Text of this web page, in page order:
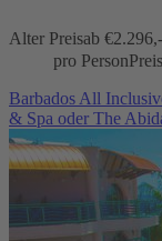
Alter Preisab €2.296,-
pro Person
Barbados All
& Spa oder The